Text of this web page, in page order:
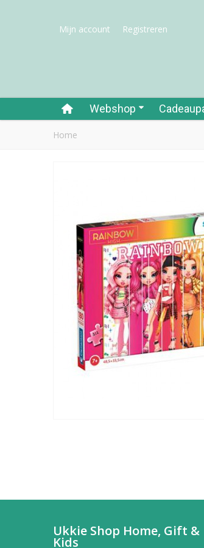
Mijn account Registreren
Webshop
Home
Ukkie Shop Home, Gift &
Kids